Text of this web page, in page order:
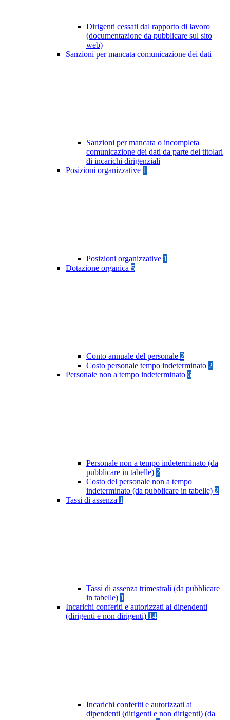
Dirigenti cessati dal rapporto di lavoro
(documentazione da pubblicare sul sito
web)
Sanzioni per mancata comunicazione dei dati
Sanzioni per mancata o incompleta
comunicazione dei dati da parte dei titolari
di incarichi dirigenziali
Posizioni organizzative 1
Posizioni organizzative 1
Dotazione organica 5
Conto annuale del personale 2
Costo personale tempo indeterminato 2
Personale non a tempo indeterminato 6
Personale non a tempo indeterminato (da
pubblicare in tabelle) 2
Costo del personale non a tempo
indeterminato (da pubblicare in tabelle) 2
Tassi di assenza 1
Tassi di assenza trimestrali (da pubblicare
in tabelle) 1
Incarichi conferiti e autorizzati ai dipendenti
(dirigenti e non dirigenti) 14
Incarichi conferiti e autorizzati ai
dipendenti (dirigenti e non dirigenti) (da